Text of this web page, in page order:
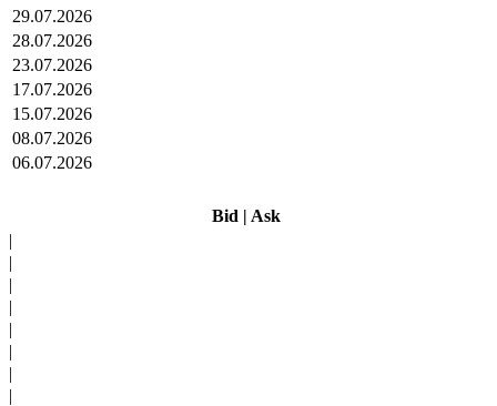
29.07.2026
28.07.2026
23.07.2026
17.07.2026
15.07.2026
08.07.2026
06.07.2026
Bid | Ask
|
|
|
|
|
|
|
|